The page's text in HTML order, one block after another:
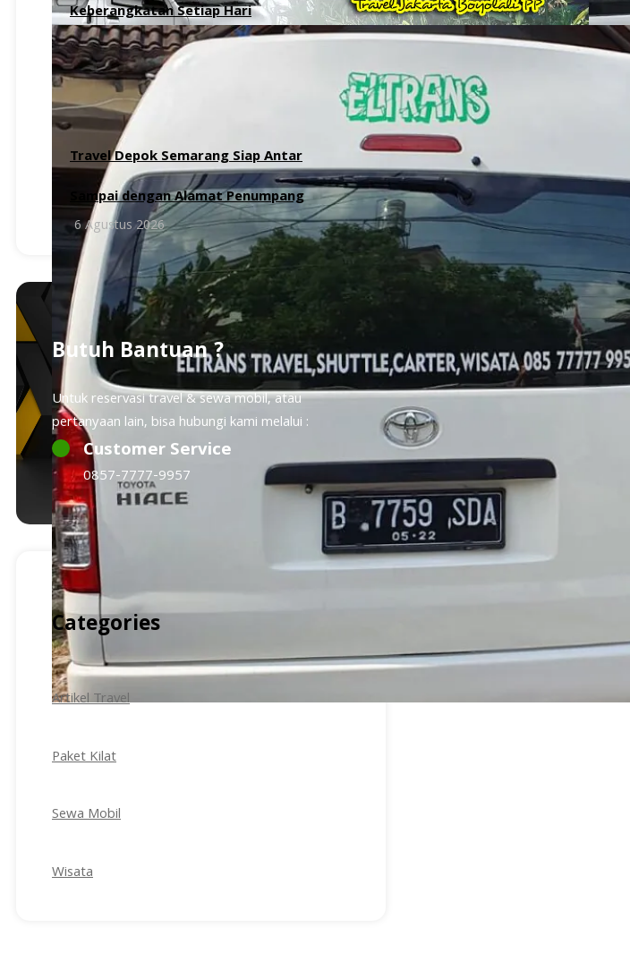
Keberangkatan Setiap Hari
6 Agustus 2026
Travel Depok Semarang Siap Antar
Sampai dengan Alamat Penumpang
6 Agustus 2026
Butuh Bantuan ?
Untuk reservasi travel & sewa mobil, atau
pertanyaan lain, bisa hubungi kami melalui :
Customer Service
0857-7777-9957
Categories
Artikel Travel
Paket Kilat
Sewa Mobil
Wisata